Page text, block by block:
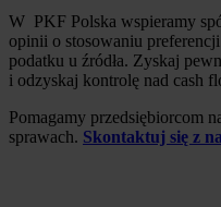
W PKF Polska wspieramy
opinii o stosowaniu
podatku u źródła. Zyskaj
i odzyskaj kontrolę nad cash
Pomagamy przedsiębiorcom
sprawach. Skontaktuj się z